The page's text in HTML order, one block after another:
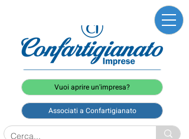
Vuoi aprire un'impresa?
Associati a Confartigianato